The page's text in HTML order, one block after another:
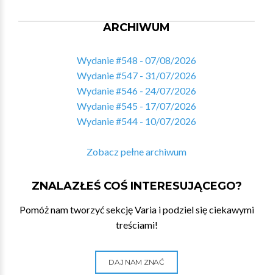
ARCHIWUM
Wydanie #548 - 07/08/2026
Wydanie #547 - 31/07/2026
Wydanie #546 - 24/07/2026
Wydanie #545 - 17/07/2026
Wydanie #544 - 10/07/2026
Zobacz pełne archiwum
ZNALAZŁEŚ COŚ INTERESUJĄCEGO?
Pomóż nam tworzyć sekcję Varia i podziel się ciekawymi
treściami!
DAJ NAM ZNAĆ